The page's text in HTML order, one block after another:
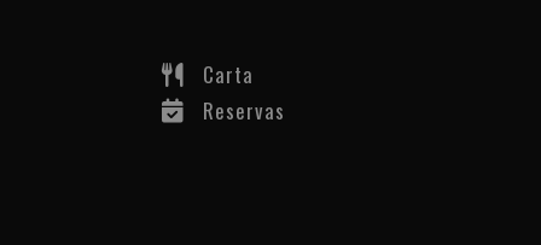
Carta
Reservas